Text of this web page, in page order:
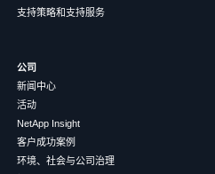
支持策略和支持服务
公司
新闻中心
活动
NetApp Insight
客户成功案例
环境、社会与公司治理